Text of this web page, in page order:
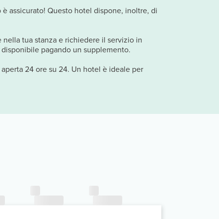
assicurato! Questo hotel dispone, inoltre, di
tua stanza e richiedere il servizio in
pagando un supplemento.
24 ore su 24. Un hotel è ideale per